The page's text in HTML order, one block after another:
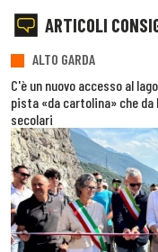
ARTICOLI
ALTO GARDA
C'è un nuovo accesso al
pista «da cartolina» che
secolari